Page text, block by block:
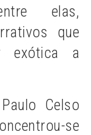
elas,
que
exótica a
Celso
se